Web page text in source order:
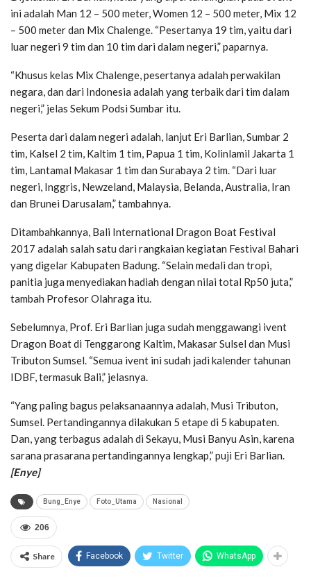
ini adalah Man 12 – 500 meter, Women 12 – 500 meter, Mix 12
– 500 meter dan Mix Chalenge. “Pesertanya 19 tim, yaitu dari
luar negeri 9 tim dan 10 tim dari dalam negeri,” paparnya.
“Khusus kelas Mix Chalenge, pesertanya adalah perwakilan
negara, dan dari Indonesia adalah yang terbaik dari tim dalam
negeri,” jelas Sekum Podsi Sumbar itu.
Peserta dari dalam negeri adalah, lanjut Eri Barlian, Sumbar 2
tim, Kalsel 2 tim, Kaltim 1 tim, Papua 1 tim, Kolinlamil Jakarta 1
tim, Lantamal Makasar 1 tim dan Surabaya 2 tim. “Dari luar
negeri, Inggris, Newzeland, Malaysia, Belanda, Australia, Iran
dan Brunei Darusalam,” tambahnya.
Ditambahkannya, Bali International Dragon Boat Festival
2017 adalah salah satu dari rangkaian kegiatan Festival Bahari
yang digelar Kabupaten Badung. “Selain medali dan tropi,
panitia juga menyediakan hadiah dengan nilai total Rp50 juta,”
tambah Profesor Olahraga itu.
Sebelumnya, Prof. Eri Barlian juga sudah menggawangi ivent
Dragon Boat di Tenggarong Kaltim, Makasar Sulsel dan Musi
Tributon Sumsel. “Semua ivent ini sudah jadi kalender tahunan
IDBF, termasuk Bali,” jelasnya.
“Yang paling bagus pelaksanaannya adalah, Musi Tributon,
Sumsel. Pertandingannya dilakukan 5 etape di 5 kabupaten.
Dan, yang terbagus adalah di Sekayu, Musi Banyu Asin, karena
sarana prasarana pertandingannya lengkap,” puji Eri Barlian.
[Enye]
Bung_Enye Foto_Utama Nasional
206
Share Facebook Twitter WhatsApp